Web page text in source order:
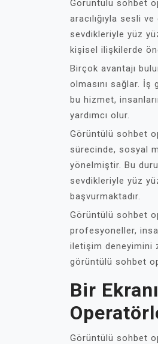
Görüntülü sohbet
aracılığıyla sesli
sevdikleriyle yüz
kişisel ilişkilerde
Birçok avantajı
olmasını sağlar.
bu hizmet,
yardımcı olur.
Görüntülü sohbet
sürecinde, sosyal
yönelmiştir. Bu
sevdikleriyle yüz
başvurmaktadır.
Görüntülü sohbet
profesyoneller,
iletişim deneyimini
görüntülü sohbet
Bir
Görüntülü sohbet